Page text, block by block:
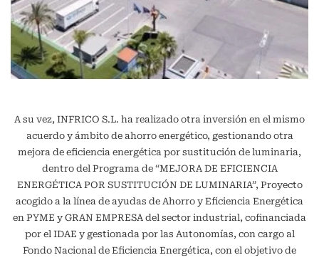
A su vez, INFRICO S.L. ha realizado otra inversión en el mismo
acuerdo y ámbito de ahorro energético, gestionando otra
mejora de eficiencia energética por sustitución de luminaria,
dentro del Programa de “MEJORA DE EFICIENCIA
ENERGÉTICA POR SUSTITUCIÓN DE LUMINARIA”, Proyecto
acogido a la línea de ayudas de Ahorro y Eficiencia Energética
en PYME y GRAN EMPRESA del sector industrial, cofinanciada
por el IDAE y gestionada por las Autonomías, con cargo al
Fondo Nacional de Eficiencia Energética, con el objetivo de